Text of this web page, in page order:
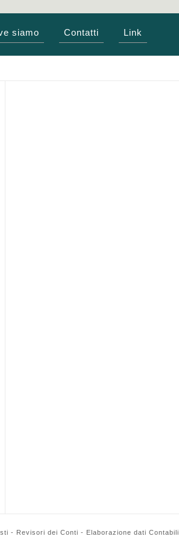
siamo Contatti Link
- Revisori dei Conti - Elaborazione dati Contabili